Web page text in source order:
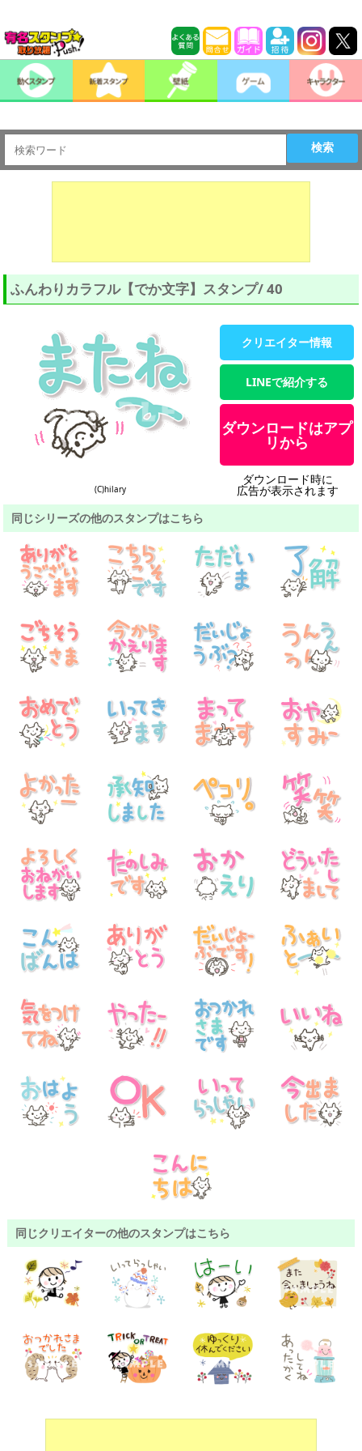
検索
ふんわりカラフル【でか文字】スタンプ/ 40
(C)hilary
クリエイター情報
LINEで紹介する
ダウンロードはアプ
リから
ダウンロード時に
広告が表示されます
同じシリーズの他のスタンプはこちら
同じクリエイターの他のスタンプはこちら